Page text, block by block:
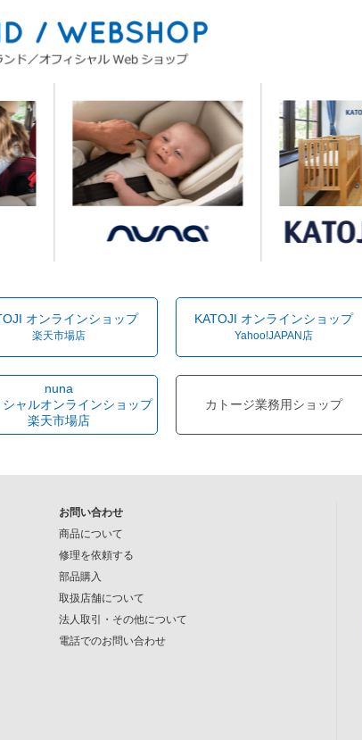
オンラインショップ
楽天市場店
KATOJI オンラインショップ
Yahoo!JAPAN店
nuna
シャルオンラインショップ
楽天市場店
カトージ業務用ショップ
お問い合わせ
商品について
修理を依頼する
部品購入
取扱店舗について
法人取引・その他について
電話でのお問い合わせ